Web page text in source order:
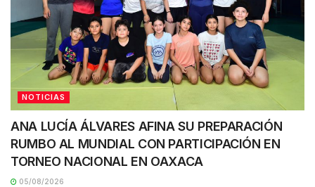
NOTICIAS
ANA LUCÍA ÁLVARES AFINA SU PREPARACIÓN
RUMBO AL MUNDIAL CON PARTICIPACIÓN EN
TORNEO NACIONAL EN OAXACA
05/08/2026